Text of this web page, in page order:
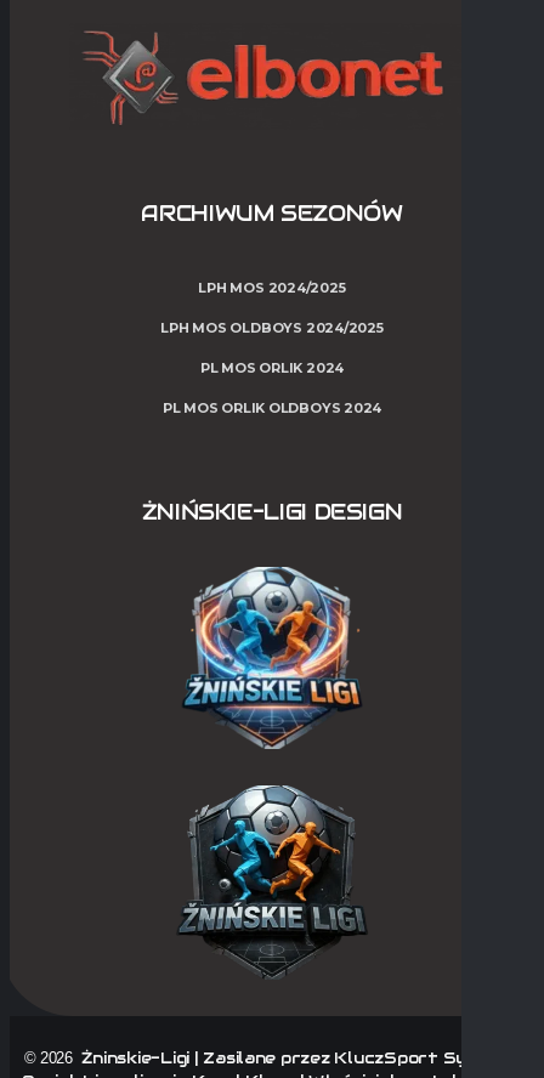
ARCHIWUM SEZONÓW
LPH MOS 2024/2025
LPH MOS OLDBOYS 2024/2025
PL MOS ORLIK 2024
PL MOS ORLIK OLDBOYS 2024
ŻNIŃSKIE-LIGI DESIGN
© 2026Żninskie-Ligi | Zasilane przez KluczSport System |